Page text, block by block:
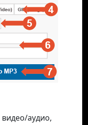
аудио,